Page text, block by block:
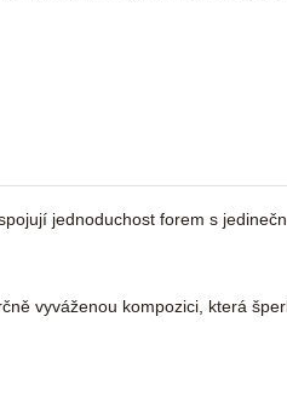
jednoduchost forem s
vyváženou kompozici, která